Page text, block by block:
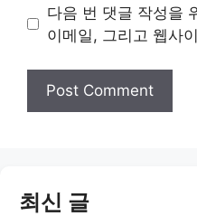
다음 번 댓글 작성을
이메일, 그리고 웹사
최신 글